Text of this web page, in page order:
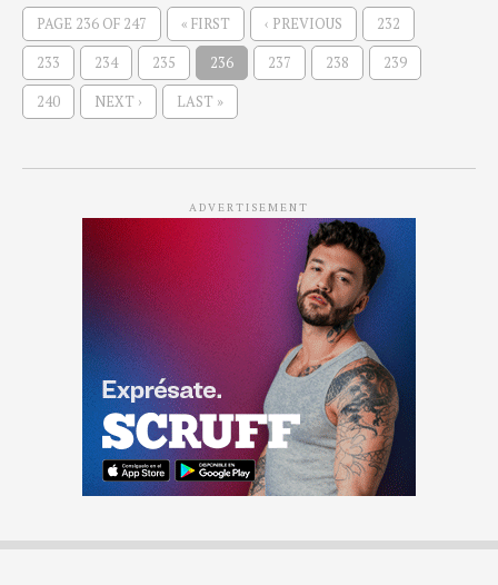
PAGE 236 OF 247 « FIRST ‹ PREVIOUS 232
233 234 235 236 237 238 239
240 NEXT › LAST »
ADVERTISEMENT